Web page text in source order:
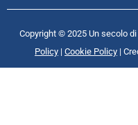
Copyright © 2025 Un secolo
Policy | Cookie Policy |